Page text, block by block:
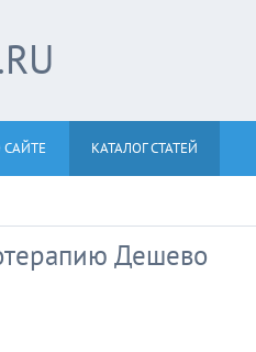
КАТАЛОГ СТАТЕЙ
Дешево